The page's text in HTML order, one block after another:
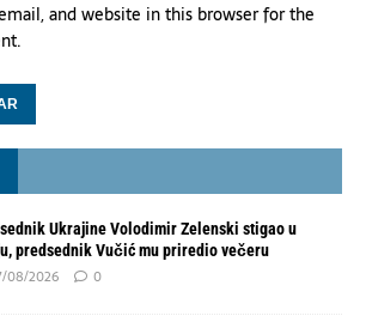
and website in this browser for the
Ukrajine Volodimir Zelenski stigao u
predsednik Vučić mu priredio večeru
08/2026 0